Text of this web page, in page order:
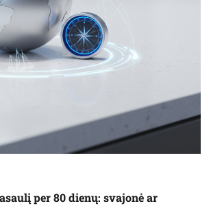
per 80 dienų: svajonė ar